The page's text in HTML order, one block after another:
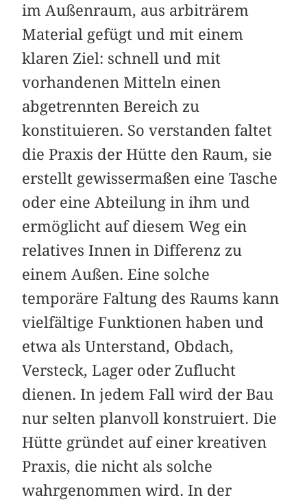
im Außenraum, aus arbiträrem
Material gefügt und mit einem
klaren Ziel: schnell und mit
vorhandenen Mitteln einen
abgetrennten Bereich zu
konstituieren. So verstanden faltet
die Praxis der Hütte den Raum, sie
erstellt gewissermaßen eine Tasche
oder eine Abteilung in ihm und
ermöglicht auf diesem Weg ein
relatives Innen in Differenz zu
einem Außen. Eine solche
temporäre Faltung des Raums kann
vielfältige Funktionen haben und
etwa als Unterstand, Obdach,
Versteck, Lager oder Zuflucht
dienen. In jedem Fall wird der Bau
nur selten planvoll konstruiert. Die
Hütte gründet auf einer kreativen
Praxis, die nicht als solche
wahrgenommen wird. In der